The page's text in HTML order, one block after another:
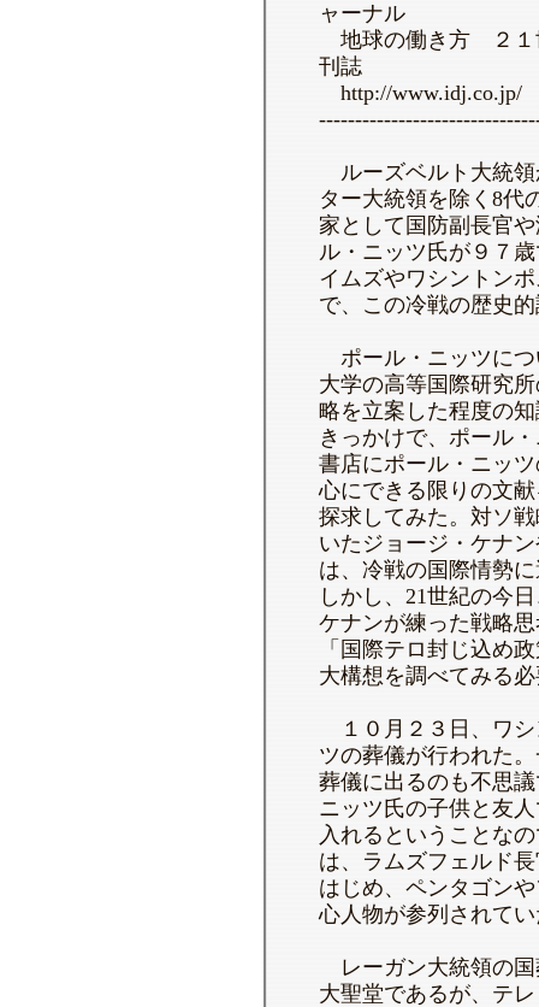
ャーナル
地球の働き方 ２１
刊誌
http://www.idj.co.jp/
ルーズベルト大統領
ター大統領を除く8代
家として国防副長官
ル・ニッツ氏が９７
イムズやワシントン
で、この冷戦の歴史
ポール・ニッツにつ
大学の高等国際研究
略を立案した程度の
きっかけで、ポール
書店にポール・ニッ
心にできる限りの文
探求してみた。対ソ
いたジョージ・ケナ
は、冷戦の国際情勢
しかし、21世紀の今
ケナンが練った戦略
「国際テロ封じ込め
大構想を調べてみる
１０月２３日、ワシ
ツの葬儀が行われた
葬儀に出るのも不思
ニッツ氏の子供と友
入れるということな
は、ラムズフェルド
はじめ、ペンタゴン
心人物が参列されて
レーガン大統領の国
大聖堂であるが、テ